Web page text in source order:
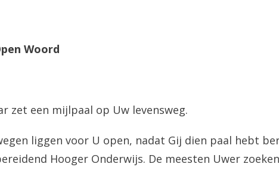
Woord
zet een mijlpaal op Uw levensweg.
liggen voor U open, nadat Gij dien paal hebt
Hooger Onderwijs. De meesten Uwer